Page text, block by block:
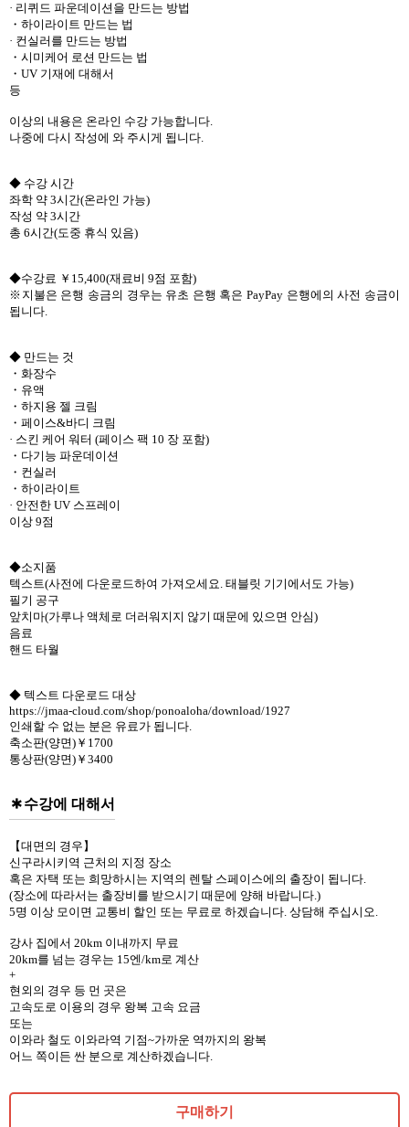
· 리퀴드 파운데이션을 만드는 방법
・하이라이트 만드는 법
· 컨실러를 만드는 방법
・시미케어 로션 만드는 법
・UV 기재에 대해서
등
이상의 내용은 온라인 수강 가능합니다.
나중에 다시 작성에 와 주시게 됩니다.
◆ 수강 시간
좌학 약 3시간(온라인 가능)
작성 약 3시간
총 6시간(도중 휴식 있음)
◆수강료 ￥15,400(재료비 9점 포함)
※지불은 은행 송금의 경우는 유초 은행 혹은 PayPay 은행에의 사전 송금이
됩니다.
◆ 만드는 것
・화장수
・유액
・하지용 젤 크림
・페이스&바디 크림
· 스킨 케어 워터 (페이스 팩 10 장 포함)
・다기능 파운데이션
・컨실러
・하이라이트
· 안전한 UV 스프레이
이상 9점
◆소지품
텍스트(사전에 다운로드하여 가져오세요. 태블릿 기기에서도 가능)
필기 공구
앞치마(가루나 액체로 더러워지지 않기 때문에 있으면 안심)
음료
핸드 타월
◆ 텍스트 다운로드 대상
https://jmaa-cloud.com/shop/ponoaloha/download/1927
인쇄할 수 없는 분은 유료가 됩니다.
축소판(양면)￥1700
통상판(양면)￥3400
수강에 대해서
【대면의 경우】
신구라시키역 근처의 지정 장소
혹은 자택 또는 희망하시는 지역의 렌탈 스페이스에의 출장이 됩니다.
(장소에 따라서는 출장비를 받으시기 때문에 양해 바랍니다.)
5명 이상 모이면 교통비 할인 또는 무료로 하겠습니다. 상담해 주십시오.
강사 집에서 20km 이내까지 무료
20km를 넘는 경우는 15엔/km로 계산
+
현외의 경우 등 먼 곳은
고속도로 이용의 경우 왕복 고속 요금
또는
이와라 철도 이와라역 기점~가까운 역까지의 왕복
어느 쪽이든 싼 분으로 계산하겠습니다.
구매하기